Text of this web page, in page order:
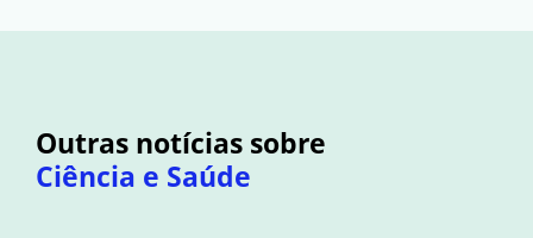
Outras notícias sobre
Ciência e Saúde